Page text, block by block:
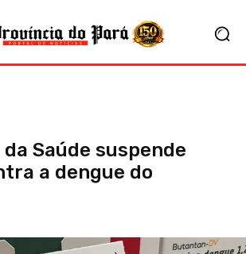
Saúde suspende
a dengue do